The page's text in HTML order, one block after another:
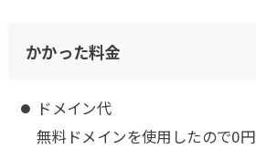
かかった料金
ドメイン代
無料ドメインを使用したので0円